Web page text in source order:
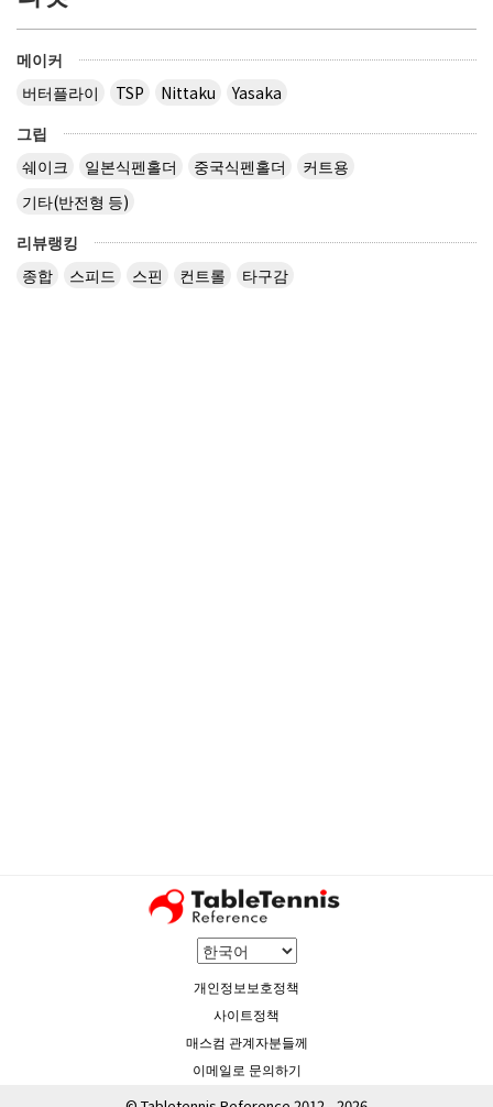
메이커
버터플라이
TSP Nittaku
Yasaka
그립
쉐이크
일본식펜홀더 중국식펜홀더
커트용
기타(반전형 등)
리뷰랭킹
종합
스피드 스핀 컨트롤 타구감
개인정보보호정책
사이트정책
매스컴 관계자분들께
이메일로 문의하기